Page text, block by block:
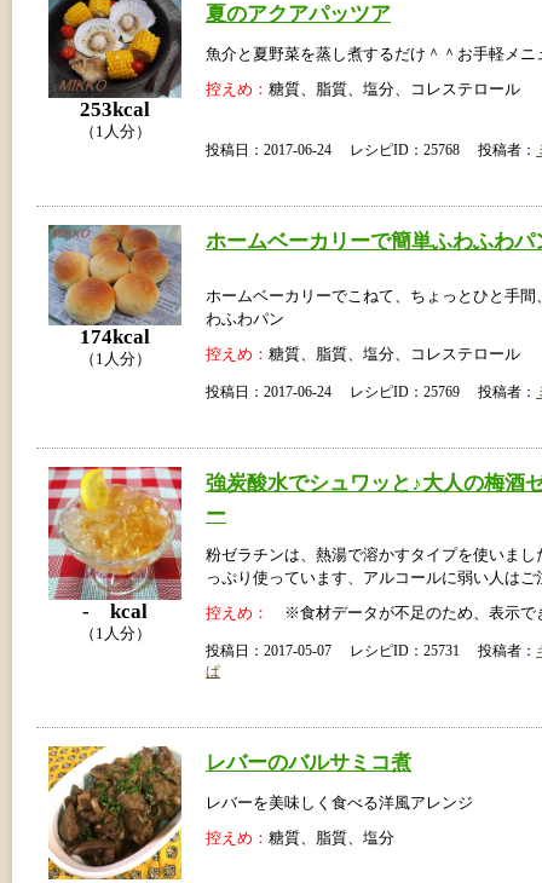
253kcal
（1人分）
夏のアクアパッツア
魚介と夏野菜を蒸し煮するだけ＾＾お手軽メニ
控えめ： 糖質、脂質、塩分、コレステロール
投稿日：2017-06-24 レシピID：25768 投稿者：
174kcal
（1人分）
ホームベーカリーで簡単ふわふわパ
ホームベーカリーでこねて、ちょっとひと手間
わふわパン
控えめ： 糖質、脂質、塩分、コレステロール
投稿日：2017-06-24 レシピID：25769 投稿者：
- kcal
（1人分）
強炭酸水でシュワッと♪大人の梅酒
ー
粉ゼラチンは、熱湯で溶かすタイプを使いまし
っぷり使っています、アルコールに弱い人はご
控えめ： ※食材データが不足のため、表示で
投稿日：2017-05-07 レシピID：25731 投稿者：
ぱ
レバーのバルサミコ煮
レバーを美味しく食べる洋風アレンジ
控えめ： 糖質、脂質、塩分